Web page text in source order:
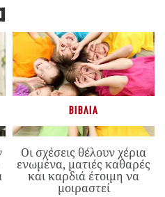
ΒΙΒΛΊΑ
Οι σχέσεις θέλουν χέρια
ενωμένα, ματιές καθαρές
και καρδιά έτοιμη να
μοιραστεί